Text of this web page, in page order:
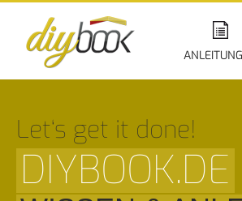
Let‘s get it done!
DIYBOOK.DE